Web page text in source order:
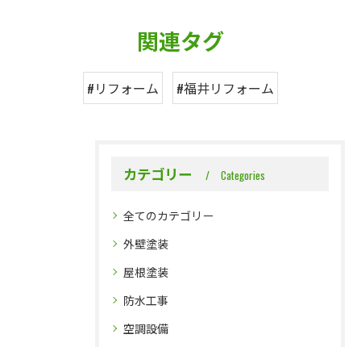
関連タグ
#リフォーム #福井リフォーム
カテゴリー Categories
全てのカテゴリー
外壁塗装
屋根塗装
防水工事
空調設備